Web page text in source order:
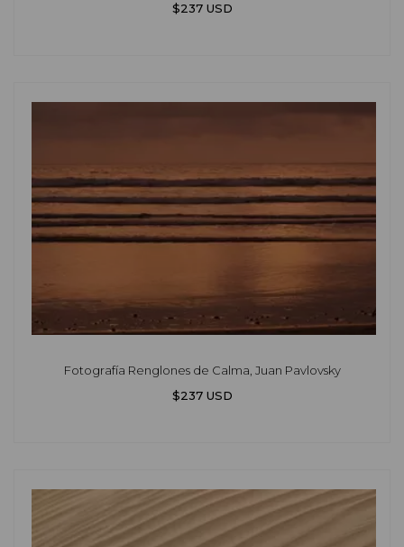
$237 USD
Fotografía Renglones de Calma, Juan Pavlovsky
$237 USD